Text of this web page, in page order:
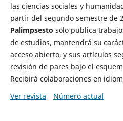
las ciencias sociales y
partir del segundo semestre de
Palimpsesto solo publica
de estudios, mantendrá su
acceso abierto, y sus artículos
revisión de pares bajo el
Recibirá colaboraciones en
Ver revista
Número actual